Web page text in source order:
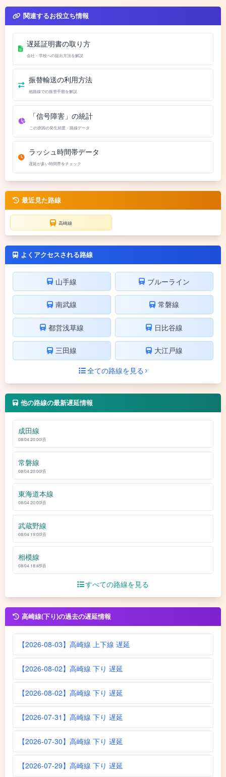
関連するお役立ち情報
遅延証明書の取り方
会社・学校への提出方法を解説
振替輸送の利用方法
他路線での振替手順を解説
「信号障害」の統計
この原因の発生頻度・路線データ
ラッシュ時間帯データ
遅延が多い時間帯をチェック
最近見た路線
高崎線
よくアクセスされる路線
山手線 ブルーライン
南武線 常磐線
都営浅草線 日比谷線
三田線
大江戸線
全ての路線を見る
他の路線の最新遅延情報
成田線
08/04 20:00頃
常磐線
08/04 20:00頃
東海道本線
08/04 20:00頃
武蔵野線
08/04 19:00頃
相模線
08/04 18:45頃
すべての路線を見る
高崎線(下り)の過去の遅延情報
【2026-08-03】高崎線 上下線 遅延
【2026-08-02】高崎線 下り 遅延
【2026-08-02】高崎線 下り 遅延
【2026-07-31】高崎線 下り 遅延
【2026-07-30】高崎線 下り 遅延
【2026-07-29】高崎線 下り 遅延